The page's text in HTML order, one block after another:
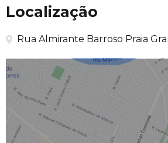
Localização
Rua Almirante Barroso Praia